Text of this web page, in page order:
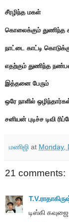
சீரழிந்த மகள்
கொலைக்கும்
நாட்டை காட்டி
எதற்கும் துணிந்த
இத்தனை பேரும்
ஒரே நாளில்
சனியன் புடிச்ச டிவி
மணிஜி at Monday,
21 comments:
டிஸ்கி